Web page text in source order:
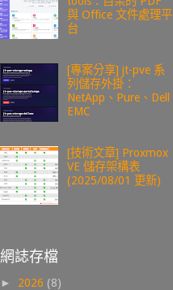
與 Office 文件處理平
台
[專案分享] jt-pve 系
列儲存外掛：
NetApp、Pure、Dell
EMC
[技術文章] Proxmox
VE 儲存架構表
(2025/08/01 更新)
網誌存檔
► 2026 (8)